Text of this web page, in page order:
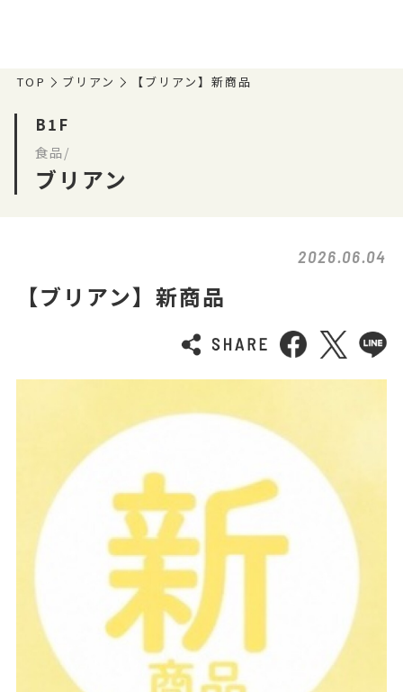
TOP ブリアン 【ブリアン】新商品
B1F
食品/
ブリアン
2026.06.04
【ブリアン】新商品